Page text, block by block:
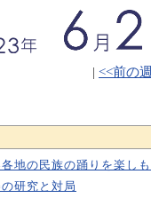
| <<前の
地の民族の踊りを楽し
の研究と対局